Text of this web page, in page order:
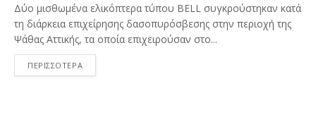
Δύο μισθωμένα ελικόπτερα τύπου BELL συγκρούστηκαν κατά
τη διάρκεια επιχείρησης δασοπυρόσβεσης στην περιοχή της
Ψάθας Αττικής, τα οποία επιχειρούσαν στο...
ΠΕΡΙΣΣΟΤΕΡΑ